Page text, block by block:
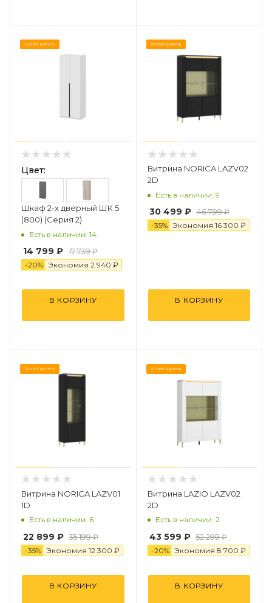
Успей купить
Цвет:
Шкаф 2-х дверный ШК 5
(800) (Серия 2)
Есть в наличии: 14
14 799 ₽ 17 739 ₽
-20% Экономия 2 940 ₽
В КОРЗИНУ
Успей купить
Витрина NORICA LAZV02
2D
Есть в наличии: 9
30 499 ₽ 46 799₽
-35% Экономия 16 300 ₽
В КОРЗИНУ
Успей купить
Витрина NORICA LAZV01
1D
Есть в наличии: 6
22 899 ₽ 35 199₽
-35% Экономия 12 300 ₽
В КОРЗИНУ
Успей купить
Витрина LAZIO LAZV02
2D
Есть в наличии: 2
43 599 ₽ 52 299 ₽
-20% Экономия 8 700 ₽
В КОРЗИНУ